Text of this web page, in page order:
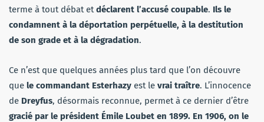
terme à tout débat etdéclarent l’accusé coupable. Ils le
condamnent à la déportation perpétuelle, à la destitution
de son grade et à la dégradation.
Ce n’est que quelques années plus tard que l’on découvre
que le commandant Esterhazy est le vrai traître. L’innocence
de Dreyfus, désormais reconnue, permet à ce dernier d’être
gracié par le président Émile Loubet en 1899. En 1906, on le